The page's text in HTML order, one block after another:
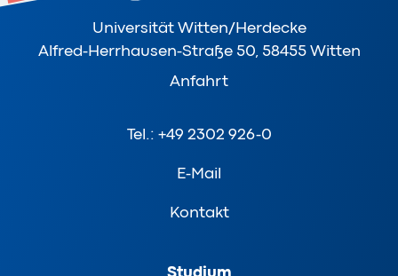
Universität Witten/Herdecke
Alfred-Herrhausen-Straße 50, 58455 Witten
Anfahrt
Tel.: +49 2302 926-0
E-Mail
Kontakt
Studium